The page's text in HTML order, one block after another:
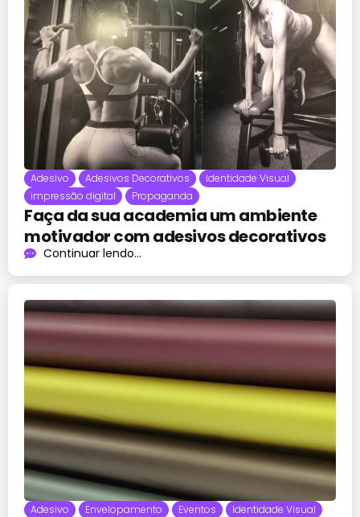
Adesivo Adesivos Decorativos
Identidade Visual
impressão digital
Propaganda
Faça da sua academia um ambiente
motivador com adesivos decorativos
Continuar lendo...
Adesivo Envelopamento Eventos
Identidade Visual